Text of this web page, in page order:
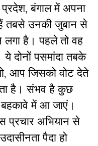
प्रदेश,बंगाल में अपना
तबसे उनकी जुबान से
लगा है। पहले तो वह
ये दोनों पसमांदा तबके
, आप जिसको वोट देते
है। संभव है कुछ
बहकावे में आ जाएं।
प्रचार अभियान से
उदासीनता पैदा हो